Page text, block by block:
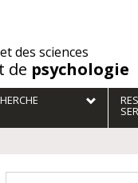
des sciences
de psychologie